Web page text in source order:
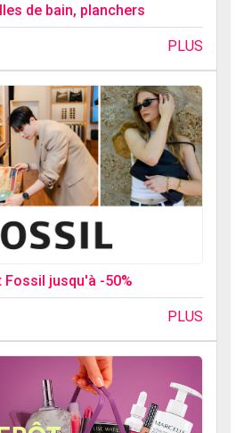
de bain, planchers
PLUS
jusqu'à -50%
PLUS